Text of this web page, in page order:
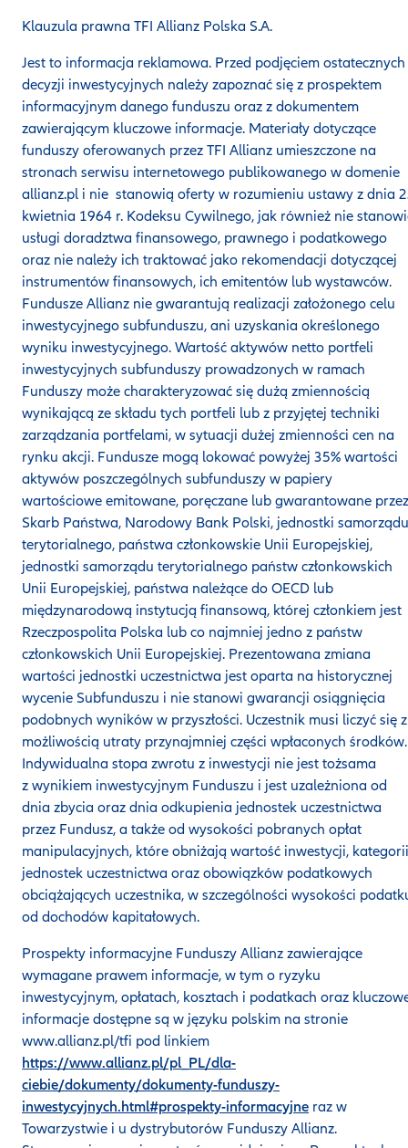
Klauzula prawna TFI Allianz Polska S.A.
Jest to informacja reklamowa. Przed podjęciem ostatecznych
decyzji inwestycyjnych należy zapoznać się z prospektem
informacyjnym danego funduszu oraz z dokumentem
zawierającym kluczowe informacje. Materiały dotyczące
funduszy oferowanych przez TFI Allianz umieszczone na
stronach serwisu internetowego publikowanego w domenie
allianz.pl i nie stanowią oferty w rozumieniu ustawy z dnia
kwietnia 1964 r. Kodeksu Cywilnego, jak również nie
usługi doradztwa finansowego, prawnego i podatkowego
oraz nie należy ich traktować jako rekomendacji dotyczącej
instrumentów finansowych, ich emitentów lub wystawców.
Fundusze Allianz nie gwarantują realizacji założonego celu
inwestycyjnego subfunduszu, ani uzyskania określonego
wyniku inwestycyjnego. Wartość aktywów netto portfeli
inwestycyjnych subfunduszy prowadzonych w ramach
Funduszy może charakteryzować się dużą zmiennością
wynikającą ze składu tych portfeli lub z przyjętej techniki
zarządzania portfelami, w sytuacji dużej zmienności cen na
rynku akcji. Fundusze mogą lokować powyżej 35% wartości
aktywów poszczególnych subfunduszy w papiery
wartościowe emitowane, poręczane lub gwarantowane przez
Skarb Państwa, Narodowy Bank Polski, jednostki samorządu
terytorialnego, państwa członkowskie Unii Europejskiej,
jednostki samorządu terytorialnego państw członkowskich
Unii Europejskiej, państwa należące do OECD lub
międzynarodową instytucją finansową, której członkiem jest
Rzeczpospolita Polska lub co najmniej jedno z państw
członkowskich Unii Europejskiej. Prezentowana zmiana
wartości jednostki uczestnictwa jest oparta na historycznej
wycenie Subfunduszu i nie stanowi gwarancji osiągnięcia
podobnych wyników w przyszłości. Uczestnik musi liczyć się z
możliwością utraty przynajmniej części wpłaconych środków.
Indywidualna stopa zwrotu z inwestycji nie jest tożsama
z wynikiem inwestycyjnym Funduszu i jest uzależniona od
dnia zbycia oraz dnia odkupienia jednostek uczestnictwa
przez Fundusz, a także od wysokości pobranych opłat
manipulacyjnych, które obniżają wartość inwestycji, kategorii
jednostek uczestnictwa oraz obowiązków podatkowych
obciążających uczestnika, w szczególności wysokości
od dochodów kapitałowych.
Prospekty informacyjne Funduszy Allianz zawierające
wymagane prawem informacje, w tym o ryzyku
inwestycyjnym, opłatach, kosztach i podatkach oraz
informacje dostępne są w języku polskim na stronie
www.allianz.pl/tfi pod linkiem
https://www.allianz.pl/pl_PL/dla-
ciebie/dokumenty/dokumenty-funduszy-
inwestycyjnych.html#prospekty-informacyjne raz w
Towarzystwie i u dystrybutorów Funduszy Allianz.